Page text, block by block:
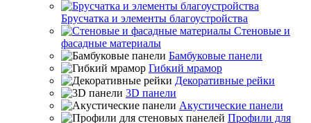
Брусчатка и элементы благоустройства
Стеновые и
фасадные материалы
Бамбуковые панели
Гибкий мрамор
Декоративные рейки
3D панели
Акустические панели
Профили для